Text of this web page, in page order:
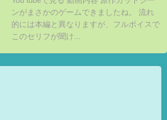
界生活 偽りの王選候補』
ンがまさかのゲームできましたね。 流れ
的には本編と異なりますが、フルボイスで
このセリフが聞け...